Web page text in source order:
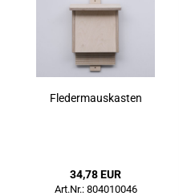
Fle­der­maus­kas­ten
34,78 EUR
Art.Nr.: 804010046